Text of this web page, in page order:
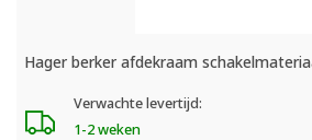
Hager berker afdekraam
Verwachte levertijd:
1-2 weken